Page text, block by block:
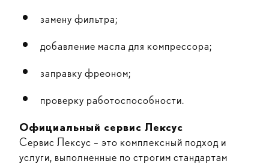
замену фильтра;
добавление масла для компрессора;
заправку фреоном;
проверку работоспособности.
Официальный сервис Лексус
Сервис Лексус – это комплексный подход и
услуги, выполненные по строгим стандартам